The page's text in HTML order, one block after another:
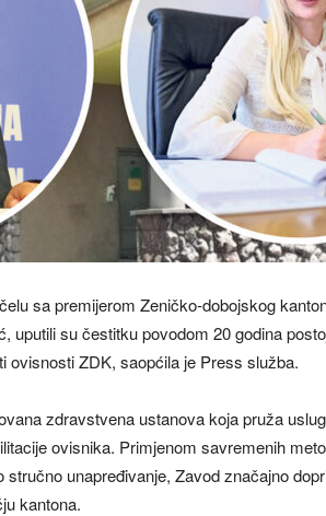
sa premijerom Zeničko-dobojskog
uputili su čestitku povodom 20 godina
ovisnosti ZDK, saopćila je Press služba.
zdravstvena ustanova koja pruža
ovisnika. Primjenom savremenih
unapređivanje, Zavod značajno
kantona.